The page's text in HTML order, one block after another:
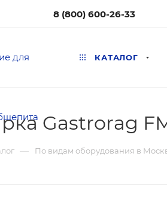
8 (800) 600-26-33
КАТАЛОГ
Gastrorag
— По видам оборудования в